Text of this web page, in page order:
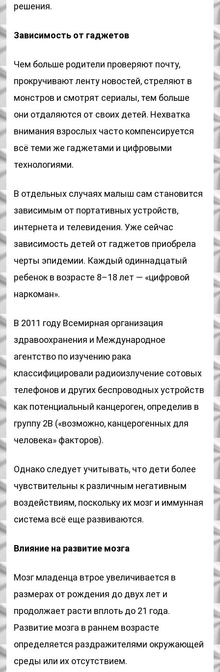
решения.
Зависимость от гаджетов
Чем больше родители проверяют почту,
прокручивают ленту новостей, стреляют в
монстров и смотрят сериалы, тем больше
они отдаляются от своих детей. Нехватка
внимания взрослых часто компенсируется
всё теми же гаджетами и цифровыми
технологиями.
В отдельных случаях малыш сам становится
зависимым от портативных устройств,
интернета и телевидения. Уже сейчас
зависимость детей от гаджетов приобрела
черты эпидемии. Каждый одиннадцатый
ребенок в возрасте 8–18 лет — «цифровой
наркоман».
В 2011 году Всемирная организация
здравоохранения и Международное
агентство по изучению рака
классифицировали радиоизлучение сотовых
телефонов и других беспроводных устройств
как потенциальный канцероген, определив в
группу 2B («возможно, канцерогенных для
человека» факторов).
Однако следует учитывать, что дети более
чувствительны к различным негативным
воздействиям, поскольку их мозг и иммунная
система всё еще развиваются.
Влияние на развитие мозга
Мозг младенца втрое увеличивается в
размерах от рождения до двух лет и
продолжает расти вплоть до 21 года.
Развитие мозга в раннем возрасте
определяется раздражителями окружающей
среды или их отсутствием.